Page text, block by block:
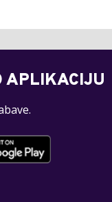
APLIKACIJU